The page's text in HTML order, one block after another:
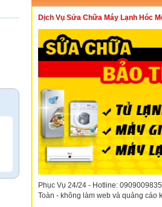
Dịch Vụ Sửa Chữa Máy Lạnh Hóc
Phục Vụ 24/24 - Hotline:
Toàn - không làm web và quảng cáo